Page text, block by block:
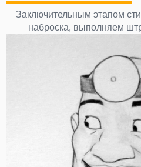
Заключительным этапом
наброска, выполняем